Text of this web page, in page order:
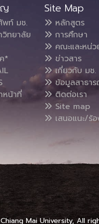
ญ
พท์ มช.
ทยาลัย
*
หน้าที่
Site Map
หลักสูตร
การศึกษา
คณะและหน่ว
ข่าวสาร
เกี่ยวกับ มช.
ข้อมูลสาธา
ติดต่อเรา
Site map
เสนอแนะ/ร้อ
Mai University, All